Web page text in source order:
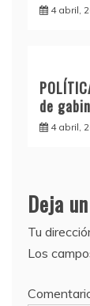
4 abril,
de
4 abril,
Deja
Tu
Los